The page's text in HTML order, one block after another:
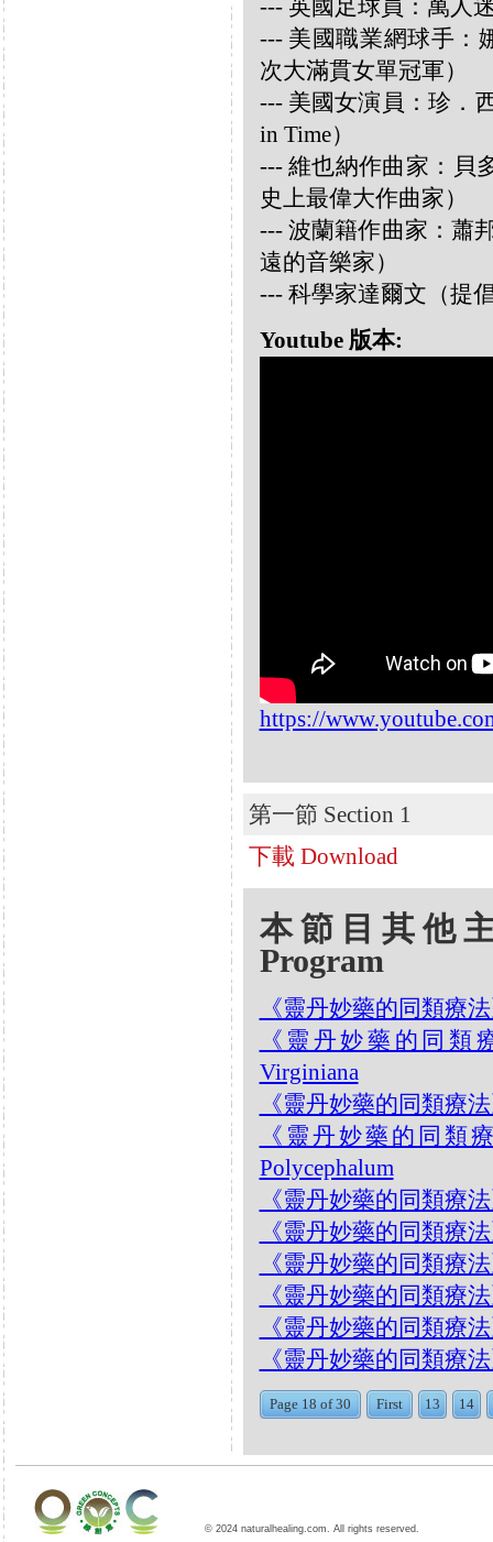
--- 英國足球員：萬人
--- 美國職業網球手：
次大滿貫女單冠軍）
--- 美國女演員：珍．
in Time）
--- 維也納作曲家：貝
史上最偉大作曲家）
--- 波蘭籍作曲家：蕭
遠的音樂家）
--- 科學家達爾文（提
Youtube 版本:
https://
第一節 Section 1
下載 Download
本節目其他
Program
《靈丹妙藥的同類療
《靈丹妙藥的同類
Virginiana
《靈丹妙藥的同類療
《靈丹妙藥的同類
Polycephalum
《靈丹妙藥的同類療
《靈丹妙藥的同類療
《靈丹妙藥的同類療
《靈丹妙藥的同類療
《靈丹妙藥的同類療
《靈丹妙藥的同類療
Page 18 of 30 First 13 14
© 2024 naturalhealing.com. All rights reserved.